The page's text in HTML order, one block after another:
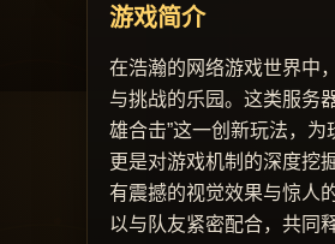
游戏简介
在浩瀚的网络游戏世界中
与挑战的乐园。这类服务
雄合击”这一创新玩法，
更是对游戏机制的深度挖
有震撼的视觉效果与惊人
以与队友紧密配合，共同